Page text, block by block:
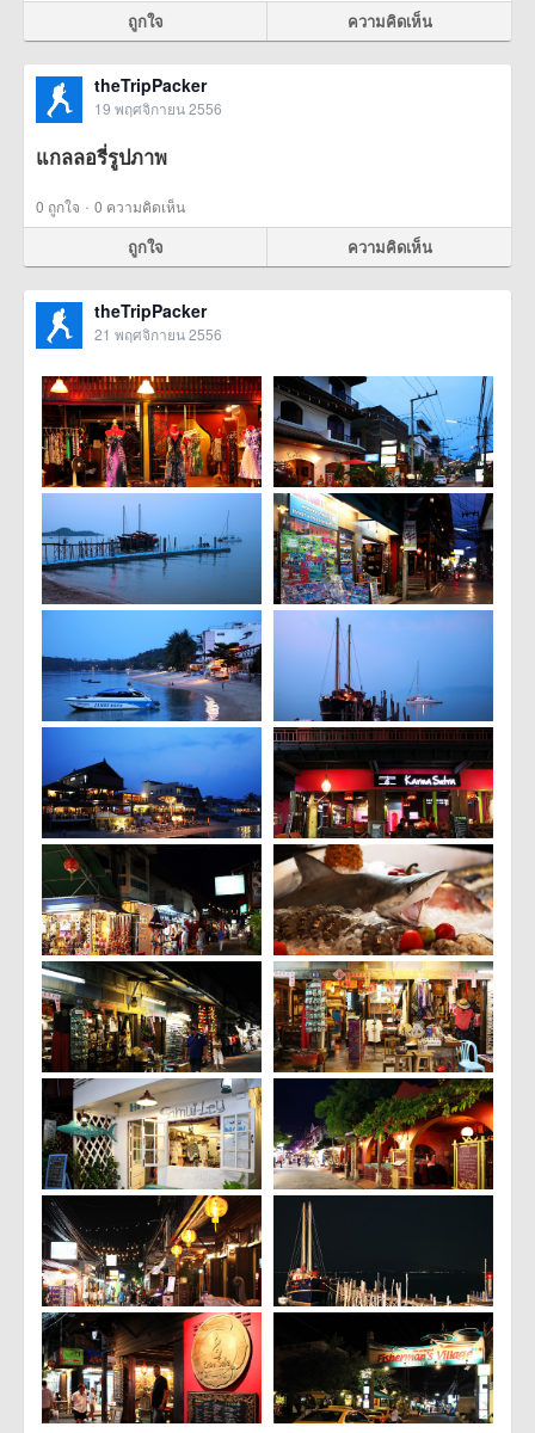
ถูกใจ ความคิดเห็น
theTripPacker
19 พฤศจิกายน 2556
แกลลอรี่รูปภาพ
0 ถูกใจ · 0 ความคิดเห็น
ถูกใจ ความคิดเห็น
theTripPacker
21 พฤศจิกายน 2556